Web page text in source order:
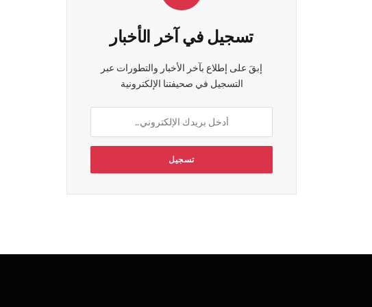
تسجيل في آخر الأخبار
إبقَ على إطلاع بآخر الأخبار والتطورات عبر
التسجيل في صحيفتنا الإلكترونية